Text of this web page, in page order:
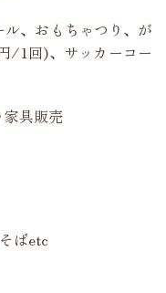
、おもちゃつり、が
/1回)、サッカーコー
具販売
ばetc